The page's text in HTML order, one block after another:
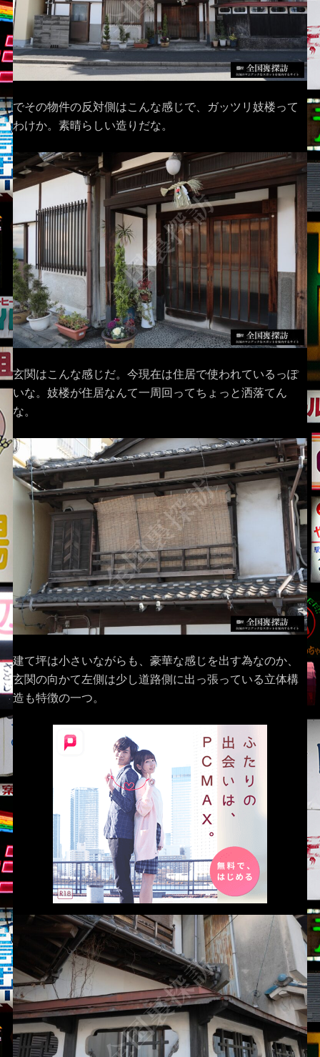
でその物件の反対側はこんな感じで、ガッツリ妓楼って
わけか。素晴らしい造りだな。
玄関はこんな感じだ。今現在は住居で使われているっぽ
いな。妓楼が住居なんて一周回ってちょっと洒落てん
な。
建て坪は小さいながらも、豪華な感じを出す為なのか、
玄関の向かて左側は少し道路側に出っ張っている立体構
造も特徴の一つ。